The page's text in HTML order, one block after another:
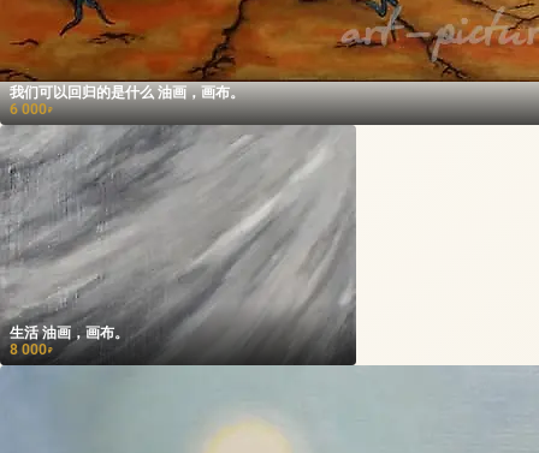
我们可以回归的是什么 油画，画布。
6 000₽
生活 油画，画布。
8 000₽